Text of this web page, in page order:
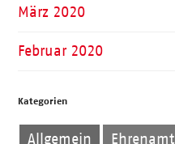
März 2020
Februar 2020
Kategorien
Allgemein Ehrenamt